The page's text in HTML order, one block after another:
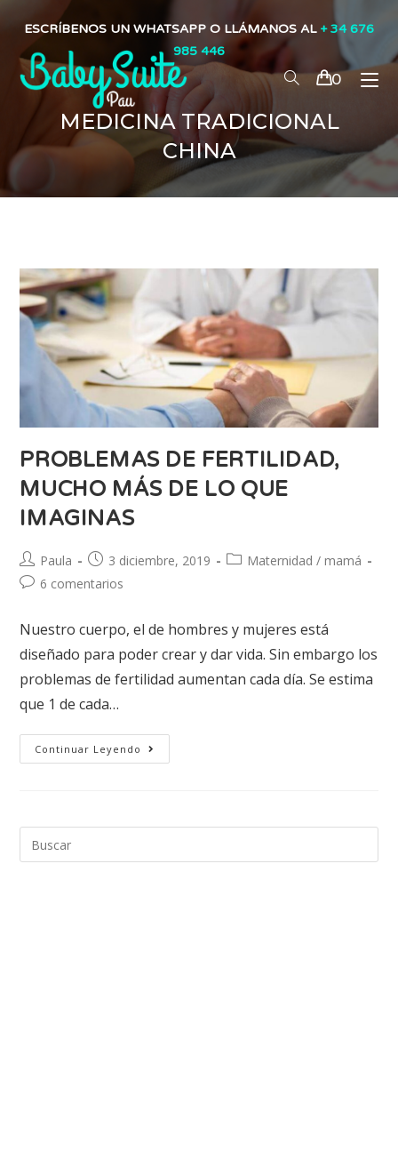
ESCRÍBENOS UN WHATSAPP O LLÁMANOS AL + 34 676
985 446
0
MEDICINA TRADICIONAL
CHINA
PROBLEMAS DE FERTILIDAD,
MUCHO MÁS DE LO QUE
IMAGINAS
Paula 3 diciembre, 2019
Maternidad / mamá
6 comentarios
Nuestro cuerpo, el de hombres y mujeres está
diseñado para poder crear y dar vida. Sin embargo los
problemas de fertilidad aumentan cada día. Se estima
que 1 de cada…
Continuar Leyendo